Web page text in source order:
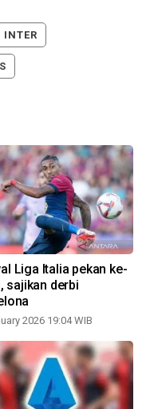
INTER
Liga Italia pekan ke-
sajikan derbi
2026 19:04 WIB